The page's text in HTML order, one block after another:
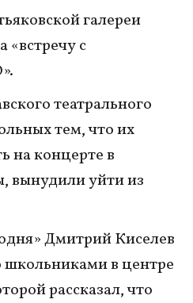
галереи
«встречу с
театрального
тем, что их
на концерте в
вынудили уйти из
Дмитрий Киселев
школьниками в центре
рассказал, что